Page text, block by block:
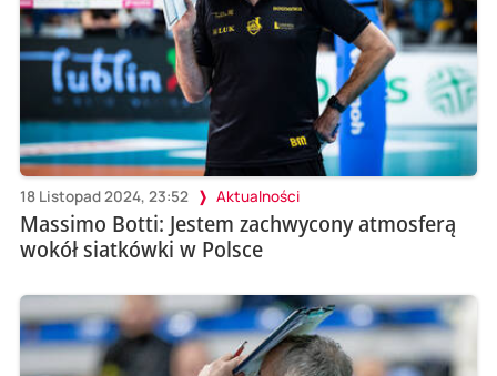
18 Listopad 2024, 23:52 Aktualności
Massimo Botti: Jestem zachwycony atmosferą
wokół siatkówki w Polsce